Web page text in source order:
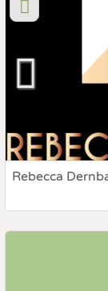
Rebecca